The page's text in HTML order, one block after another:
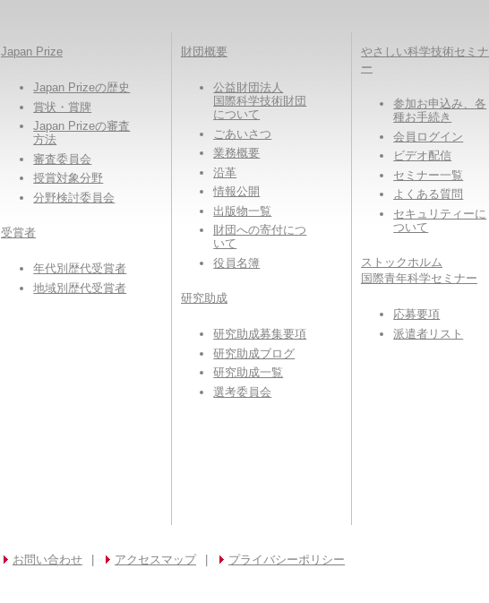
Japan Prize
Japan Prizeの歴史
賞状・賞牌
Japan Prizeの審査
方法
審査委員会
授賞対象分野
分野検討委員会
受賞者
年代別歴代受賞者
地域別歴代受賞者
財団概要
公益財団法人
国際科学技術財団
について
ごあいさつ
業務概要
沿革
情報公開
出版物一覧
財団への寄付につ
いて
役員名簿
研究助成
研究助成募集要項
研究助成ブログ
研究助成一覧
選考委員会
やさしい科学技術セミナ
ー
参加お申込み、各
種お手続き
会員ログイン
ビデオ配信
セミナー一覧
よくある質問
セキュリティーに
ついて
ストックホルム
国際青年科学セミナー
応募要項
派遣者リスト
お問い合わせ アクセスマップ プライバシーポリシー